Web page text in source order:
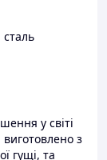
у світі
з
гущі, та